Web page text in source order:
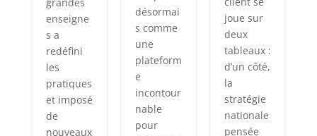
enseigne
s a
redéfini
les
pratiques
et imposé
de
nouveaux
désormai
s comme
une
plateform
e
incontour
nable
pour
joue sur
deux
tableaux :
d’un côté,
la
stratégie
nationale
pensée